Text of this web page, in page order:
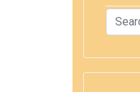
Search